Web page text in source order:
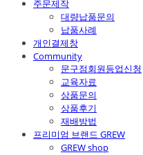
주문제작
대량납품문의
납품사례
개인결제창
Community
문구점회원등업신청
교육자료
상품문의
상품후기
재배방법
프리미엄 브랜드 GREW
GREW shop